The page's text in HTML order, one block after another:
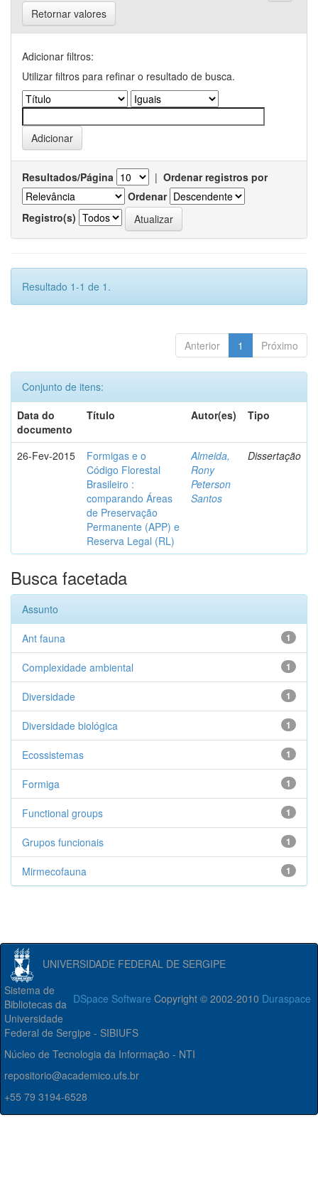
Retornar valores
Adicionar filtros:
Utilizar filtros para refinar o resultado de busca.
Resultados/Página | Ordenar registros por
Ordenar
Registro(s)
Resultado 1-1 de 1.
Anterior 1 Próximo
Conjunto de itens:
Data do
documento
Título Autor(es) Tipo
26-Fev-2015
Formigas e o
Código Florestal
Brasileiro :
comparando Áreas
de Preservação
Permanente (APP) e
Reserva Legal (RL)
Almeida,
Rony
Peterson
Santos
Dissertação
Busca facetada
Assunto
1
Ant fauna
1
Complexidade ambiental
1
Diversidade
1
Diversidade biológica
1
Ecossistemas
1
Formiga
1
Functional groups
1
Grupos funcionais
1
Mirmecofauna
UNIVERSIDADE FEDERAL DE SERGIPE
DSpace Software Copyright © 2002-2010 Duraspace
Sistema de
Bibliotecas da
Universidade
Federal de Sergipe - SIBIUFS
Núcleo de Tecnologia da Informação - NTI
repositorio@academico.ufs.br
+55 79 3194-6528